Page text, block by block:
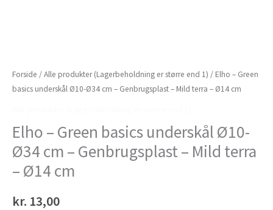
Forside /Alle produkter (Lagerbeholdning er større end 1) / Elho – Green
basics underskål Ø10-Ø34 cm – Genbrugsplast – Mild terra – Ø14 cm
Elho – Green basics underskål Ø10-
Ø34 cm – Genbrugsplast – Mild terra
– Ø14 cm
kr. 13,00